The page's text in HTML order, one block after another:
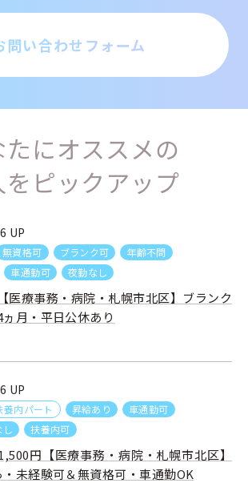
問い合わせフォーム
たにオススメの
ピックアップ
UP
無資格可 ブランク可
年齢不問
車通勤可 夜勤なし
医療事務・病院・札幌市北区】ブランク
月・平日公休あり
UP
養内パート 昇給あり
車通勤可
し
扶養内可
円【医療事務・病院・札幌市北区】
未経験可＆無資格可・車通勤OK